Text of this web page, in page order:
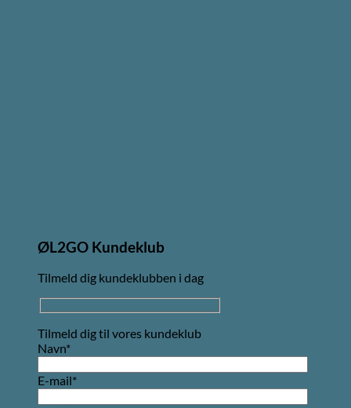
ØL2GO Kundeklub
Tilmeld dig kundeklubben i dag
Tilmeld dig til vores kundeklub
Navn*
E-mail*